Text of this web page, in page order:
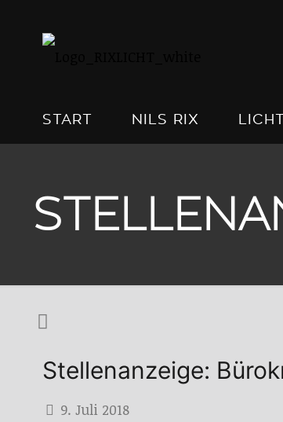
START NILS RIX
Stellenanzeige:
9. Juli 2018